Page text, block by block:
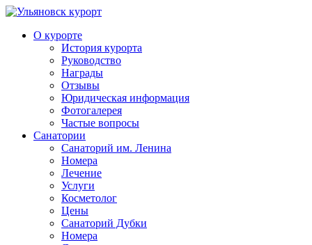
О курорте
История курорта
Руководство
Награды
Отзывы
Юридическая информация
Фотогалерея
Частые вопросы
Санатории
Санаторий им. Ленина
Номера
Лечение
Услуги
Косметолог
Цены
Санаторий Дубки
Номера